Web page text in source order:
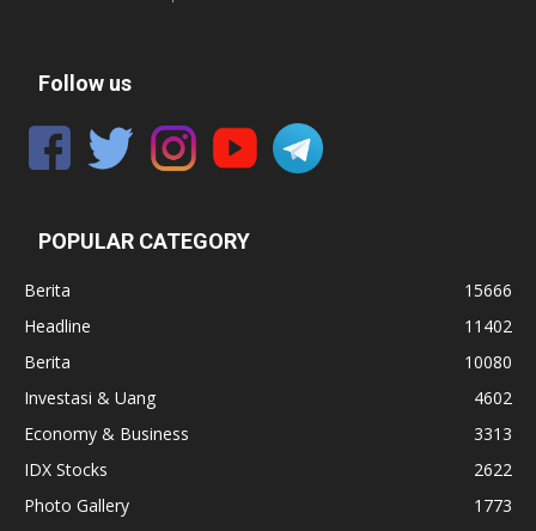
Follow us
POPULAR CATEGORY
Berita
15666
Headline
11402
Berita
10080
Investasi & Uang
4602
Economy & Business
3313
IDX Stocks
2622
Photo Gallery
1773